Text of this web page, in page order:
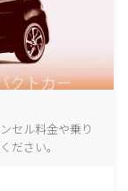
セル料金や乗り
ださい。